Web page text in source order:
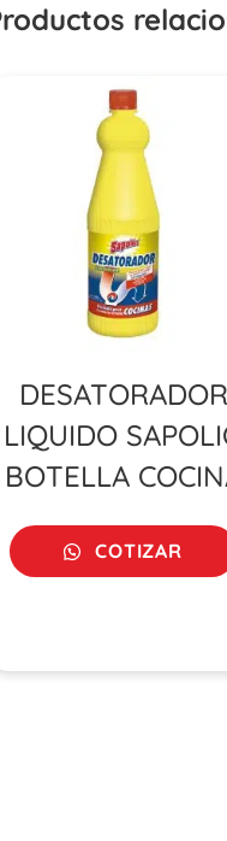
DESATORADOR
LIQUIDO
BOTELLA
COTIZAR